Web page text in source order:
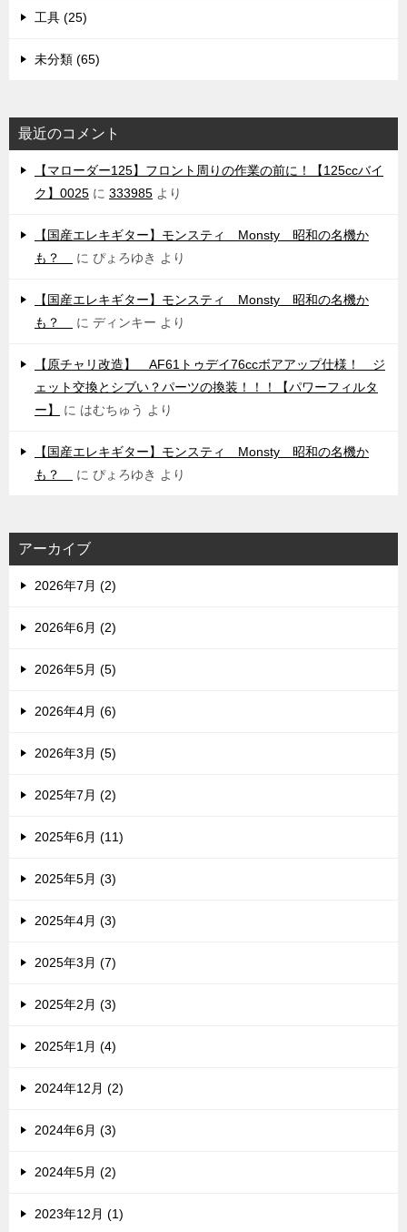
工具 (25)
未分類 (65)
最近のコメント
【マローダー125】フロント周りの作業の前に！【125ccバイ
ク】0025 に 333985 より
【国産エレキギター】モンスティ Monsty 昭和の名機か
も？
に ぴょろゆき より
【国産エレキギター】モンスティ Monsty 昭和の名機か
も？
に ディンキー より
【原チャリ改造】 AF61トゥデイ76ccボアアップ仕様！ ジ
ェット交換とシブい？パーツの換装！！！【パワーフィルタ
ー】
に はむちゅう より
【国産エレキギター】モンスティ Monsty 昭和の名機か
も？
に ぴょろゆき より
アーカイブ
2026年7月 (2)
2026年6月 (2)
2026年5月 (5)
2026年4月 (6)
2026年3月 (5)
2025年7月 (2)
2025年6月 (11)
2025年5月 (3)
2025年4月 (3)
2025年3月 (7)
2025年2月 (3)
2025年1月 (4)
2024年12月 (2)
2024年6月 (3)
2024年5月 (2)
2023年12月 (1)